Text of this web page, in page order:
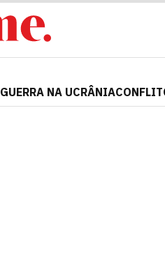
GUERRA NA UCRÂNIA